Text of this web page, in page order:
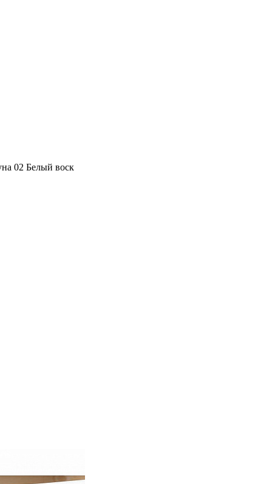
02 Белый воск